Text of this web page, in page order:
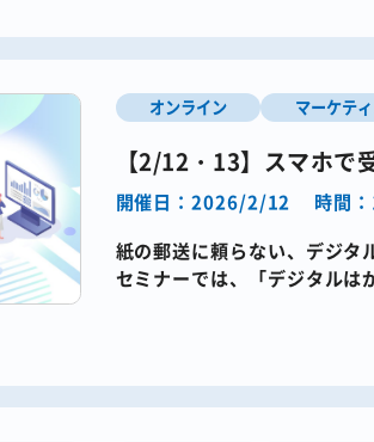
オンライン マーケテ
【2/12・13】スマホで
開催日：2026/2/12 時間
紙の郵送に頼らない、デジタ
セミナーでは、「デジタルは